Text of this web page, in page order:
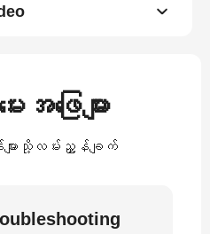
းအဖြေများ
ခွန်းများသို့လမ်းညွှန်ချက်